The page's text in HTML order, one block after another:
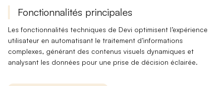
Fonctionnalités principales
Les fonctionnalités techniques de Devi optimisent l’expérience
utilisateur en automatisant le traitement d’informations
complexes, générant des contenus visuels dynamiques et
analysant les données pour une prise de décision éclairée.